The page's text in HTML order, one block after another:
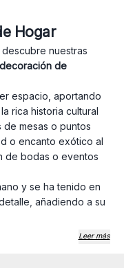
Hogar
nuestras
decoración de
espacio, aportando
rica historia cultural
mesas o puntos
o encanto exótico al
de bodas o eventos
y se ha tenido en
añadiendo a su
sombrillas de
de 40 cm son:
Leer más